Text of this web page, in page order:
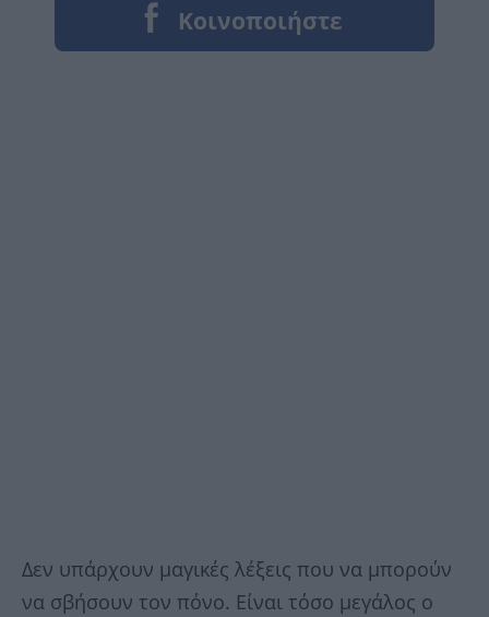
Δεν υπάρχουν μαγικές λέξεις που να μπορούν
να σβήσουν τον πόνο. Είναι τόσο μεγάλος ο